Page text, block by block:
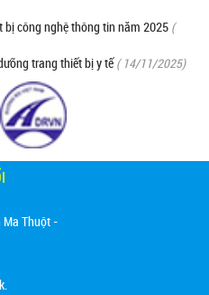
công nghệ thông tin năm 2025 (
trang thiết bị y tế ( 14/11/2025)
Ma Thuột -